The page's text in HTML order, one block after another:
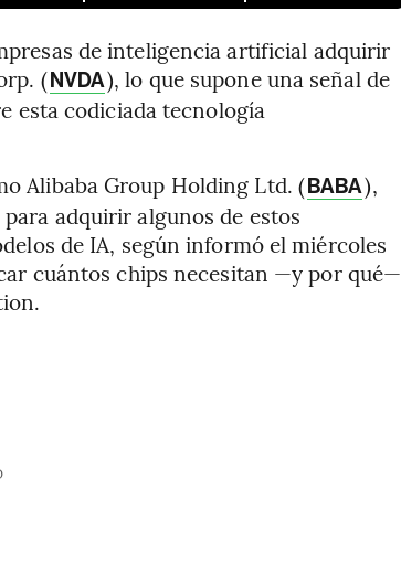
de inteligencia artificial adquirir
(NVDA), lo que supone una señal de
esta codiciada tecnología
Alibaba Group Holding Ltd. (BABA),
adquirir algunos de estos
de IA, según informó el miércoles
cuántos chips necesitan —y por qué—